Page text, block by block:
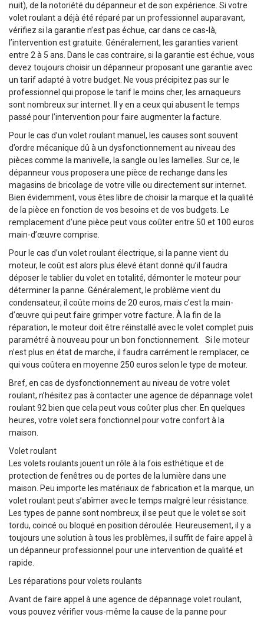
nuit), de la notoriété du dépanneur et de son expérience. Si votre
volet roulant a déjà été réparé par un professionnel auparavant,
vérifiez si la garantie n’est pas échue, car dans ce cas-là,
l’intervention est gratuite. Généralement, les garanties varient
entre 2 à 5 ans. Dans le cas contraire, si la garantie est échue, vous
devez toujours choisir un dépanneur proposant une garantie avec
un tarif adapté à votre budget. Ne vous précipitez pas sur le
professionnel qui propose le tarif le moins cher, les arnaqueurs
sont nombreux sur internet. Il y en a ceux qui abusent le temps
passé pour l’intervention pour faire augmenter la facture.
Pour le cas d’un volet roulant manuel, les causes sont souvent
d’ordre mécanique dû à un dysfonctionnement au niveau des
pièces comme la manivelle, la sangle ou les lamelles. Sur ce, le
dépanneur vous proposera une pièce de rechange dans les
magasins de bricolage de votre ville ou directement sur internet.
Bien évidemment, vous êtes libre de choisir la marque et la qualité
de la pièce en fonction de vos besoins et de vos budgets. Le
remplacement d’une pièce peut vous coûter entre 50 et 100 euros
main-d’œuvre comprise.
Pour le cas d’un volet roulant électrique, si la panne vient du
moteur, le coût est alors plus élevé étant donné qu’il faudra
déposer le tablier du volet en totalité, démonter le moteur pour
déterminer la panne. Généralement, le problème vient du
condensateur, il coûte moins de 20 euros, mais c’est la main-
d’œuvre qui peut faire grimper votre facture. À la fin de la
réparation, le moteur doit être réinstallé avec le volet complet puis
paramétré à nouveau pour un bon fonctionnement. Si le moteur
n’est plus en état de marche, il faudra carrément le remplacer, ce
qui vous coûtera en moyenne 250 euros selon le type de moteur.
Bref, en cas de dysfonctionnement au niveau de votre volet
roulant, n’hésitez pas à contacter une agence de dépannage volet
roulant 92 bien que cela peut vous coûter plus cher. En quelques
heures, votre volet sera fonctionnel pour votre confort à la
maison.
Volet roulant
Les volets roulants jouent un rôle à la fois esthétique et de
protection de fenêtres ou de portes de la lumière dans une
maison. Peu importe les matériaux de fabrication et la marque, un
volet roulant peut s’abîmer avec le temps malgré leur résistance.
Les types de panne sont nombreux, il se peut que le volet se soit
tordu, coincé ou bloqué en position déroulée. Heureusement, il y a
toujours une solution à tous les problèmes, il suffit de faire appel à
un dépanneur professionnel pour une intervention de qualité et
rapide.
Les réparations pour volets roulants
Avant de faire appel à une agence de dépannage volet roulant,
vous pouvez vérifier vous-même la cause de la panne pour